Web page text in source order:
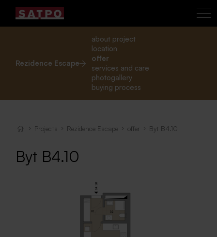
Rezidence Escape
about project
location
offer
services and care
photogallery
buying process
Projects Rezidence Escape offer Byt B4.10
Byt B4.10